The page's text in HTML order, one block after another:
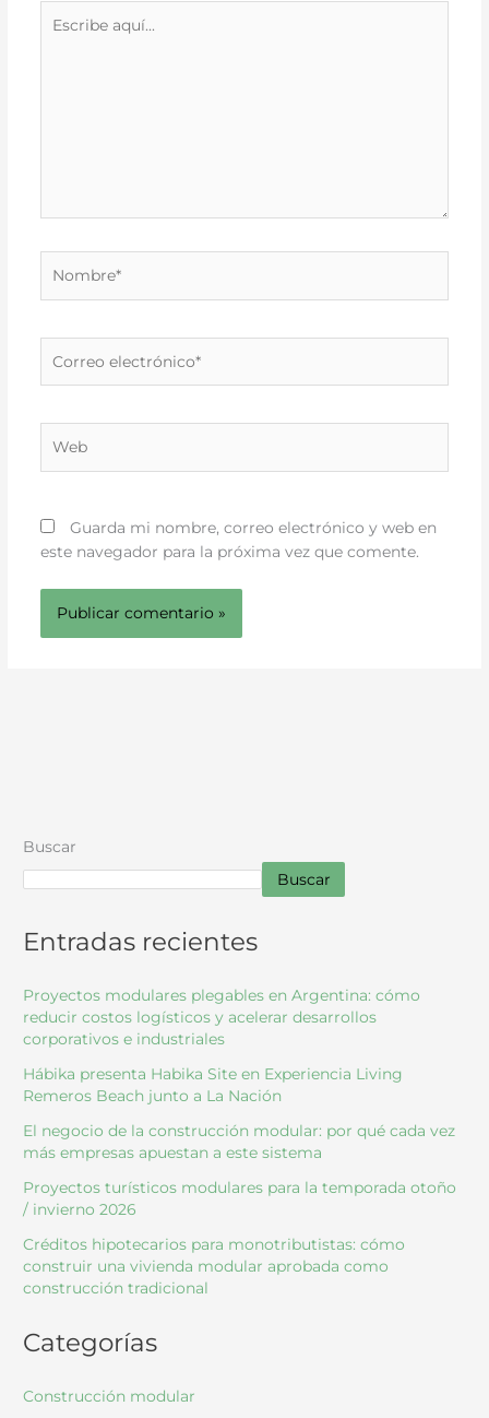
aquí...
electrónico*
Guarda mi nombre, correo electrónico y web en
este navegador para la próxima vez que comente.
Buscar
Buscar
Entradas recientes
Proyectos modulares plegables en Argentina: cómo
reducir costos logísticos y acelerar desarrollos
corporativos e industriales
Hábika presenta Habika Site en Experiencia Living
Remeros Beach junto a La Nación
El negocio de la construcción modular: por qué cada vez
más empresas apuestan a este sistema
Proyectos turísticos modulares para la temporada otoño
/ invierno 2026
Créditos hipotecarios para monotributistas: cómo
construir una vivienda modular aprobada como
construcción tradicional
Categorías
Construcción modular